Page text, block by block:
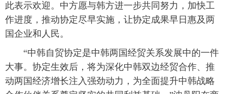
金融 公益 军事 无人机
富媒体
新华电视中文 新华电视英文 返回PC
此表示欢迎。中方愿与韩方进一步共同努力，加快工
作进度，推动协定尽早实施，让协定成果早日惠及两
国企业和人民。
“中韩自贸协定是中韩两国经贸关系发展中的一件
大事。协定生效后，将为深化中韩双边经贸合作、推
动两国经济增长注入强劲动力，为全面提升中韩战略